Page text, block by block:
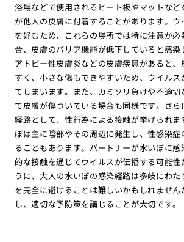
浴場などで使用されるビート板やマットなど
が他人の皮膚に付着することがあります。
を好むため、これらの場所では特に注意が
合、皮膚のバリア機能が低下していると感染
アトピー性皮膚炎などの皮膚疾患があると、
すく、小さな傷もできやすいため、ウイルス
てしまいます。また、カミソリ負けや不適切
て皮膚が傷ついている場合も同様です。さ
経路として、性行為による接触が挙げられま
ぼは主に陰部やその周辺に発生し、性感染
ることもあります。パートナーが水いぼに
的な接触を通じてウイルスが伝播する可能性
うに、大人の水いぼの感染経路は多岐にわ
を完全に避けることは難しいかもしれませ
し、適切な予防策を講じることが大切です。